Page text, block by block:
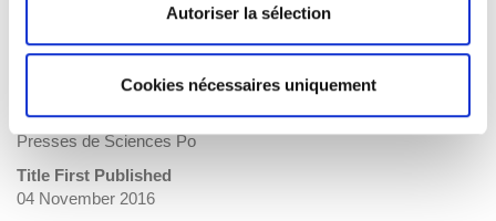
Autoriser la sélection
Cookies nécessaires uniquement
06 Professional and scholarly
CLIL (Version 2013-2019)
3319 Travail, emploi et politiques sociales
Credit
Presses de Sciences Po
Title First Published
04 November 2016